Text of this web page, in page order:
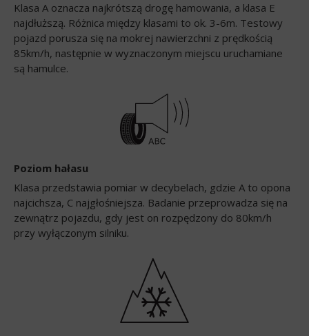
Klasa A oznacza najkrótszą drogę hamowania, a klasa E
najdłuższą. Różnica między klasami to ok. 3-6m. Testowy
pojazd porusza się na mokrej nawierzchni z prędkością
85km/h, następnie w wyznaczonym miejscu uruchamiane
są hamulce.
Poziom hałasu
Klasa przedstawia pomiar w decybelach, gdzie A to opona
najcichsza, C najgłośniejsza. Badanie przeprowadza się na
zewnątrz pojazdu, gdy jest on rozpędzony do 80km/h
przy wyłączonym silniku.